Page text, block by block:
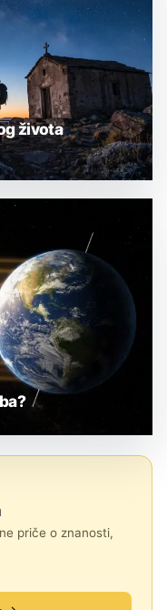
života
priče o znanosti,